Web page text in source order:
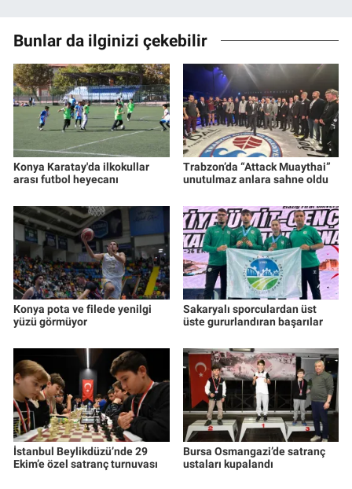
Bunlar da ilginizi çekebilir
Konya Karatay'da ilkokullar
arası futbol heyecanı
Trabzon’da “Attack Muaythai”
unutulmaz anlara sahne oldu
Konya pota ve filede yenilgi
yüzü görmüyor
Sakaryalı sporculardan üst
üste gururlandıran başarılar
İstanbul Beylikdüzü’nde 29
Ekim’e özel satranç turnuvası
Bursa Osmangazi’de satranç
ustaları kupalandı